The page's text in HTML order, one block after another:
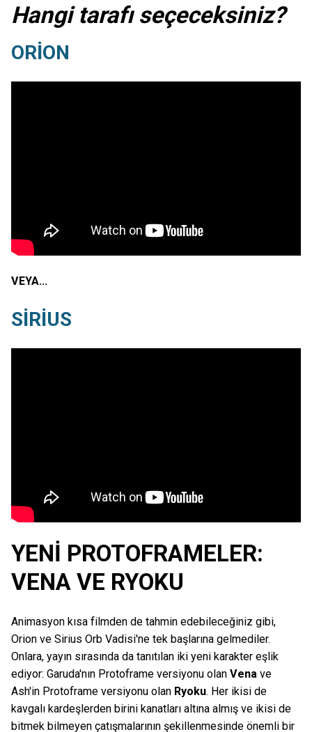
Hangi tarafı seçeceksiniz?
ORİON
VEYA…
SİRİUS
YENİ PROTOFRAMELER:
VENA VE RYOKU
Animasyon kısa filmden de tahmin edebileceğiniz gibi,
Orion ve Sirius Orb Vadisi'ne tek başlarına gelmediler.
Onlara, yayın sırasında da tanıtılan iki yeni karakter eşlik
ediyor: Garuda'nın Protoframe versiyonu olan Vena ve
Ash'in Protoframe versiyonu olan Ryoku. Her ikisi de
kavgalı kardeşlerden birini kanatları altına almış ve ikisi de
bitmek bilmeyen çatışmalarının şekillenmesinde önemli bir